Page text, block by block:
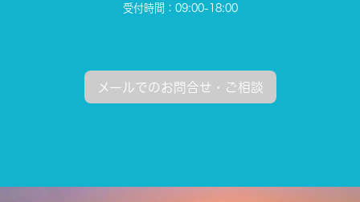
受付時間：09:00-18:00
メールでのお問合せ・ご相談